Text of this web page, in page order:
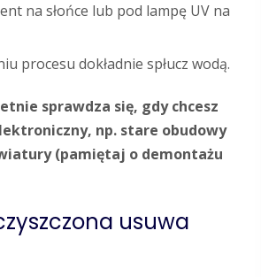
na słońce lub pod lampę UV na
procesu dokładnie spłucz wodą.
sprawdza się, gdy chcesz
np. stare obudowy
(pamiętaj o demontażu
usuwa